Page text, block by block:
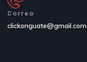
Correo
clickonguate@gmail.com